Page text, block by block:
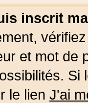
inscrit
et mot de
Si
le lien J'ai